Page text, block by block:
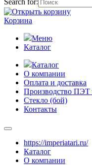
Search for:
Корзина
Меню
Каталог
Каталог
О компании
Оплата и доставка
Производство ПЭТ
Стекло (бой)
Контакты
https://imperiatari.ru/
Каталог
О компании